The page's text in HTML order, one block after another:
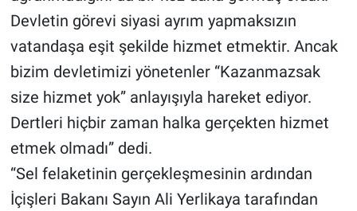
Devletin görevi siyasi ayrım yapmaksızın
vatandaşa eşit şekilde hizmet etmektir. Ancak
bizim devletimizi yönetenler “Kazanmazsak
size hizmet yok” anlayışıyla hareket ediyor.
Dertleri hiçbir zaman halka gerçekten hizmet
etmek olmadı” dedi.
“Sel felaketinin gerçekleşmesinin ardından
İçişleri Bakanı Sayın Ali Yerlikaya tarafından